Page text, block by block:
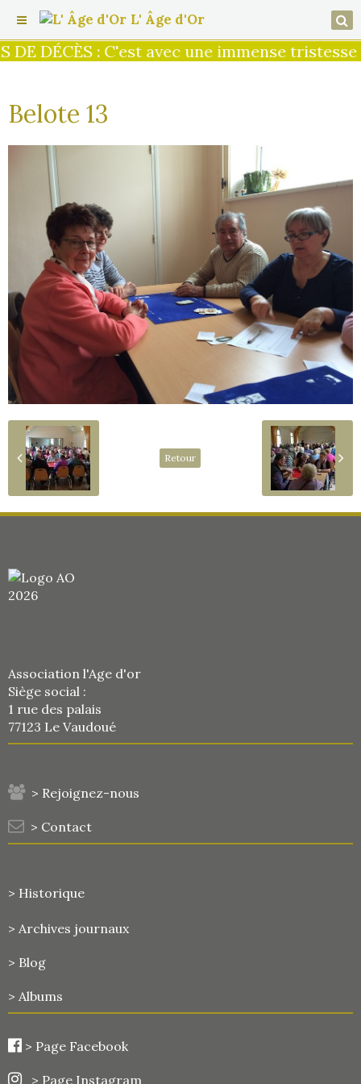
DE DÉCÈS : C'est avec une immense
L' Âge d'Or
Belote 13
Retour
Association l'Age d'or
Siège social :
1 rue des palais
77123 Le Vaudoué
> Rejoignez-nous
> Contact
> Historique
> Archives journaux
> Blog
> Albums
> Page Facebook
> Page Instagram